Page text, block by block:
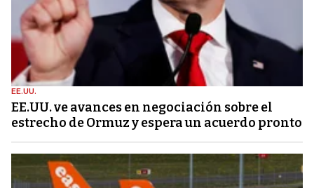
EE.UU.
EE.UU. ve avances en negociación sobre el
estrecho de Ormuz y espera un acuerdo pronto